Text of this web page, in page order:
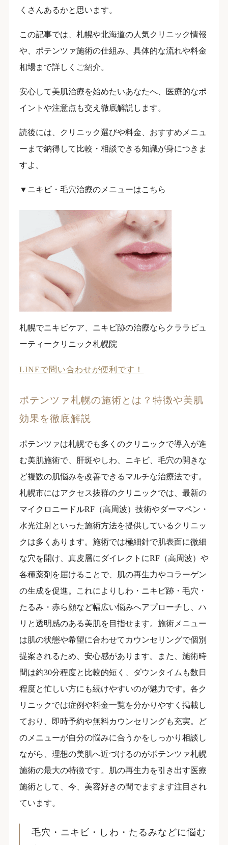
くさんあるかと思います。
この記事では、札幌や北海道の人気クリニック情報
や、ポテンツァ施術の仕組み、具体的な流れや料金
相場まで詳しくご紹介。
安心して美肌治療を始めたいあなたへ、医療的なポ
イントや注意点も交え徹底解説します。
読後には、クリニック選びや料金、おすすめメニュ
ーまで納得して比較・相談できる知識が身につきま
すよ。
▼ニキビ・毛穴治療のメニューはこちら
札幌でニキビケア、ニキビ跡の治療ならクララビュ
ーティークリニック札幌院
LINEで問い合わせが便利です！
ポテンツァ札幌の施術とは？特徴や美肌
効果を徹底解説
ポテンツァは札幌でも多くのクリニックで導入が進
む美肌施術で、肝斑やしわ、ニキビ、毛穴の開きな
ど複数の肌悩みを改善できるマルチな治療法です。
札幌市にはアクセス抜群のクリニックでは、最新の
マイクロニードルRF（高周波）技術やダーマペン・
水光注射といった施術方法を提供しているクリニッ
クは多くあります。施術では極細針で肌表面に微細
な穴を開け、真皮層にダイレクトにRF（高周波）や
各種薬剤を届けることで、肌の再生力やコラーゲン
の生成を促進。これによりしわ・ニキビ跡・毛穴・
たるみ・赤ら顔など幅広い悩みへアプローチし、ハ
リと透明感のある美肌を目指せます。施術メニュー
は肌の状態や希望に合わせてカウンセリングで個別
提案されるため、安心感があります。また、施術時
間は約30分程度と比較的短く、ダウンタイムも数日
程度と忙しい方にも続けやすいのが魅力です。各ク
リニックでは症例や料金一覧を分かりやすく掲載し
ており、即時予約や無料カウンセリングも充実。ど
のメニューが自分の悩みに合うかをしっかり相談し
ながら、理想の美肌へ近づけるのがポテンツァ札幌
施術の最大の特徴です。肌の再生力を引き出す医療
施術として、今、美容好きの間でますます注目され
ています。
毛穴・ニキビ・しわ・たるみなどに悩む